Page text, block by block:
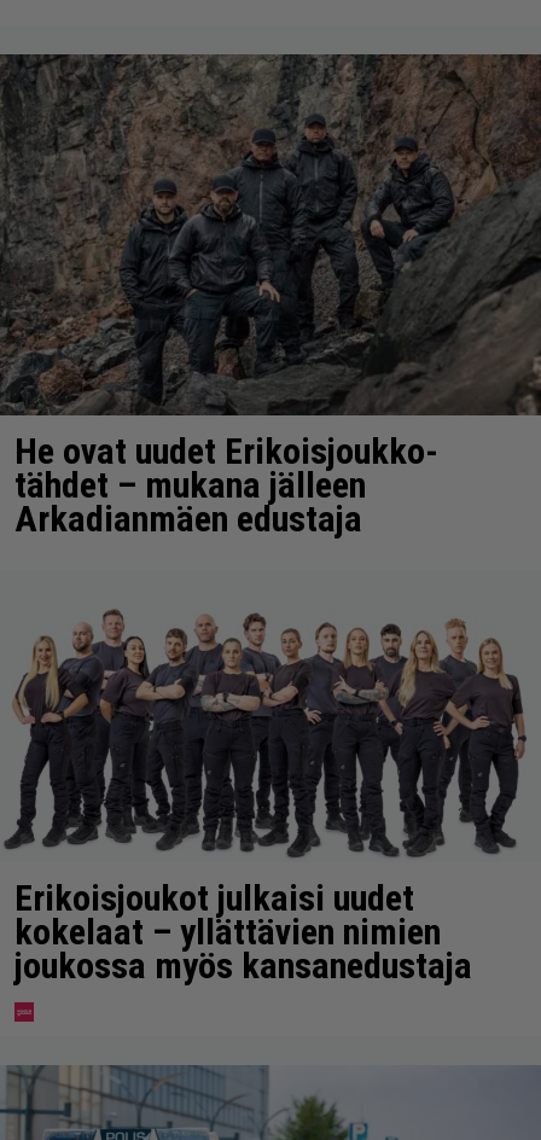
He ovat uudet Erikoisjoukko-
tähdet – mukana jälleen
Arkadianmäen edustaja
Erikoisjoukot julkaisi uudet
kokelaat – yllättävien nimien
joukossa myös kansanedustaja